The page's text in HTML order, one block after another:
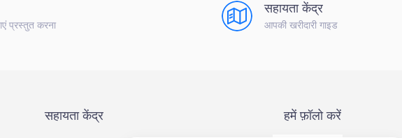
प्रस्तुत करना
सहायता केंद्र
आपकी खरीदारी गाइड
सहायता केंद्र हमें फ़ॉलो करें